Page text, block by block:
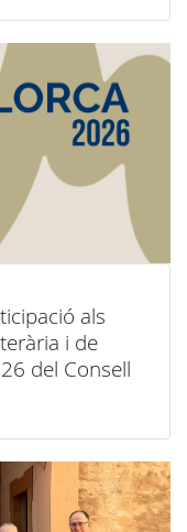
als
i de
del Consell